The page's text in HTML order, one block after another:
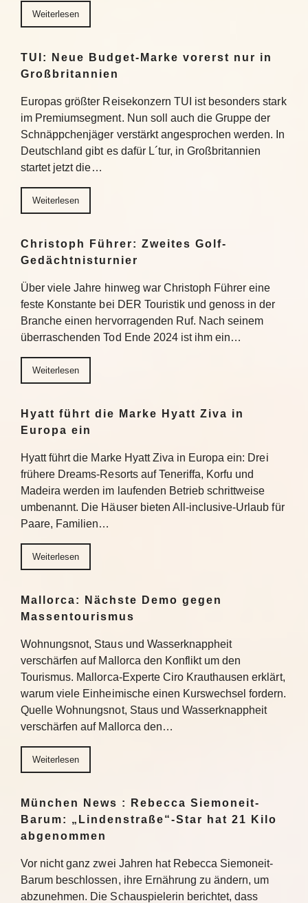
Weiterlesen
TUI: Neue Budget-Marke vorerst nur in
Großbritannien
Europas größter Reisekonzern TUI ist besonders stark
im Premiumsegment. Nun soll auch die Gruppe der
Schnäppchenjäger verstärkt angesprochen werden. In
Deutschland gibt es dafür L´tur, in Großbritannien
startet jetzt die…
Weiterlesen
Christoph Führer: Zweites Golf-
Gedächtnisturnier
Über viele Jahre hinweg war Christoph Führer eine
feste Konstante bei DER Touristik und genoss in der
Branche einen hervorragenden Ruf. Nach seinem
überraschenden Tod Ende 2024 ist ihm ein…
Weiterlesen
Hyatt führt die Marke Hyatt Ziva in
Europa ein
Hyatt führt die Marke Hyatt Ziva in Europa ein: Drei
frühere Dreams-Resorts auf Teneriffa, Korfu und
Madeira werden im laufenden Betrieb schrittweise
umbenannt. Die Häuser bieten All-inclusive-Urlaub für
Paare, Familien…
Weiterlesen
Mallorca: Nächste Demo gegen
Massentourismus
Wohnungsnot, Staus und Wasserknappheit
verschärfen auf Mallorca den Konflikt um den
Tourismus. Mallorca-Experte Ciro Krauthausen erklärt,
warum viele Einheimische einen Kurswechsel fordern.
Quelle Wohnungsnot, Staus und Wasserknappheit
verschärfen auf Mallorca den…
Weiterlesen
München News : Rebecca Siemoneit-
Barum: „Lindenstraße“-Star hat 21 Kilo
abgenommen
Vor nicht ganz zwei Jahren hat Rebecca Siemoneit-
Barum beschlossen, ihre Ernährung zu ändern, um
abzunehmen. Die Schauspielerin berichtet, dass